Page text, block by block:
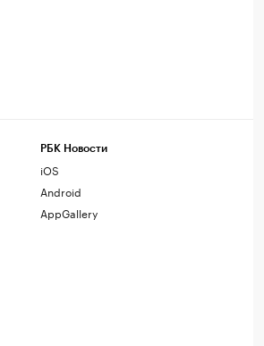
РБК Новости
iOS
Android
AppGallery